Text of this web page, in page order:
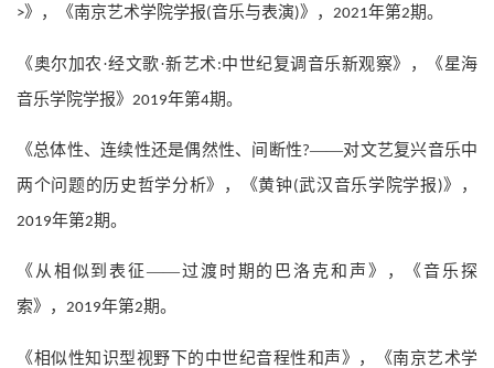
>》，《南京艺术学院学报(音乐与表演)》， 2021年第2期。
《奥尔加农·经文歌·新艺术:中世纪复调音乐新观察》，《星海
音乐学院学报》 2019年第4期。
《总体性、连续性还是偶然性、间断性?——对文艺复兴音乐中
两个问题的历史哲学分析》，《黄钟 (武汉音乐学院学报 )》，
2019年第2期。
《从相似到表征——过渡时期的巴洛克和声》，《音乐探
索》， 2019年第2期。
《相似性知识型视野下的中世纪音程性和声》，《南京艺术学